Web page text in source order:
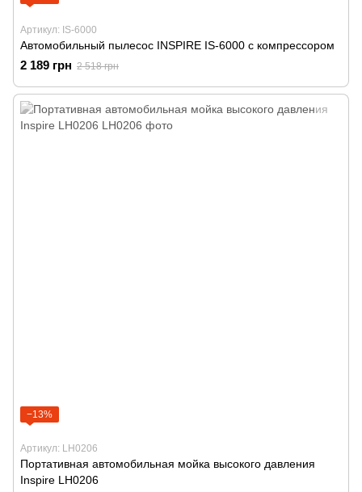
Артикул: IS-6000
Автомобильный пылесос INSPIRE IS-6000 с компрессором
2 189 грн 2 518 грн
−13%
Артикул: LH0206
Портативная автомобильная мойка высокого давления
Inspire LH0206